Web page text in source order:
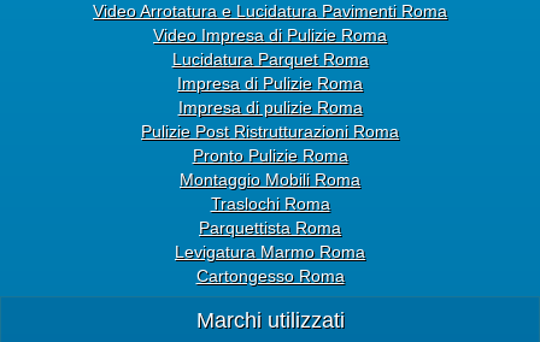
Video Arrotatura e Lucidatura Pavimenti Roma
Video Impresa di Pulizie Roma
Lucidatura Parquet Roma
Impresa di Pulizie Roma
Impresa di pulizie Roma
Pulizie Post Ristrutturazioni Roma
Pronto Pulizie Roma
Montaggio Mobili Roma
Traslochi Roma
Parquettista Roma
Levigatura Marmo Roma
Cartongesso Roma
Marchi utilizzati